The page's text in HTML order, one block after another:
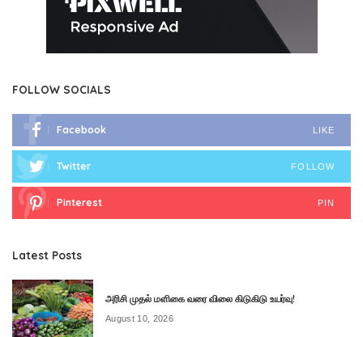
FOLLOW SOCIALS
Facebook LIKE
Twitter FOLLOW
Pinterest PIN
Latest Posts
அரிசி முதல் மளிகை வரை விலை கிடுகிடு உயர்வு!
August 10, 2026